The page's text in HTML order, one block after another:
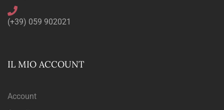
(+39) 059 902021
IL MIO ACCOUNT
Account